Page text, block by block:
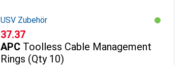
USV Zubehör
CHF
37.37
APC Toolless Cable Management
Rings (Qty 10)